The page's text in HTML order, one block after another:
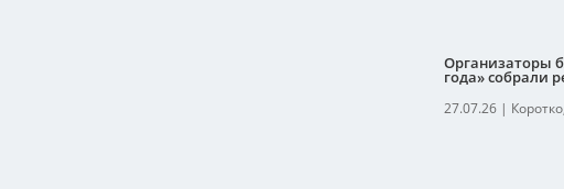
Организаторы
года» собрали
27.07.26| Коротко,